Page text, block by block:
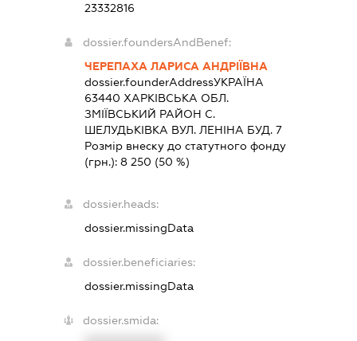
23332816
dossier.foundersAndBenef:
ЧЕРЕПАХА ЛАРИСА АНДРІЇВНА
dossier.founderAddressУКРАЇНА
63440 ХАРКIВСЬКА ОБЛ.
ЗМIЇВСЬКИЙ РАЙОН С.
ШЕЛУДЬКІВКА ВУЛ. ЛЕНІНА БУД. 7
Розмір внеску до статутного фонду
(грн.): 8 250 (50 %)
dossier.heads:
dossier.missingData
dossier.beneficiaries:
dossier.missingData
dossier.smida: